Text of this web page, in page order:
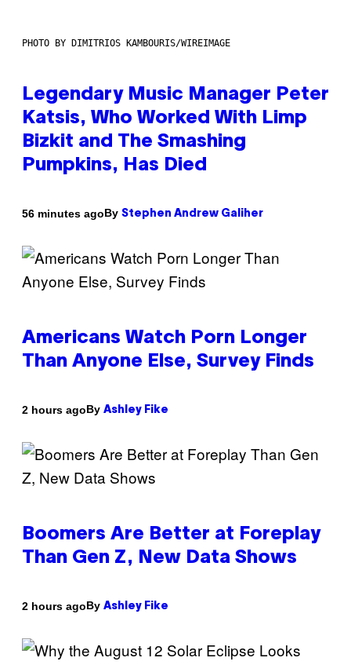
PHOTO BY DIMITRIOS KAMBOURIS/WIREIMAGE
Legendary Music Manager Peter
Katsis, Who Worked With Limp
Bizkit and The Smashing
Pumpkins, Has Died
56 minutes agoBy Stephen Andrew Galiher
Americans Watch Porn Longer
Than Anyone Else, Survey Finds
2 hours agoBy Ashley Fike
Boomers Are Better at Foreplay
Than Gen Z, New Data Shows
2 hours agoBy Ashley Fike